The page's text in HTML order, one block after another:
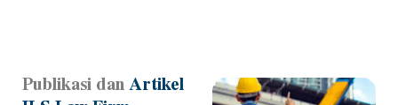
Publikasi danArtikel
PagePagePagePagePage